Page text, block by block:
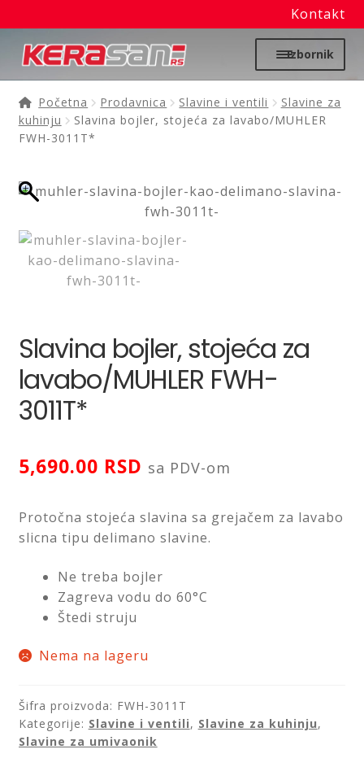
Kontakt
na
navigaciju
na
sadržaj
Izbornik
Početna
Moj nalog
Prodavnica
Izdvajamo
Noviteti
Kupatilska galanterija
LED ogledala
Slavine i ventili
Proširi
Tuš kabine
Tuševi
WC daske
Pribor za majstore
Saveti
Početna Prodavnica Slavine i ventili
Slavine za
kuhinju
Slavina bojler, stojeća za lavabo/MUHLER
FWH-3011T*
Slavina bojler, stojeća za
lavabo/MUHLER FWH-
3011T*
5,690.00 RSD sa PDV-om
Protočna stojeća slavina sa grejačem za lavabo
slicna tipu delimano slavine.
Ne treba bojler
Zagreva vodu do 60°C
Štedi struju
Nema na lageru
Šifra proizvoda: FWH-3011T
Kategorije: Slavine i ventili, Slavine za kuhinju,
Slavine za umivaonik